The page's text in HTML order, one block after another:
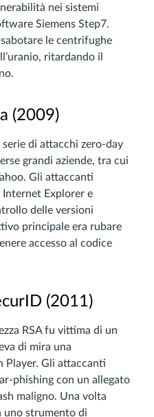
nei sistemi
Siemens Step7.
le centrifughe
ritardando il
(2009)
di attacchi zero-day
grandi aziende, tra cui
Gli attaccanti
Explorer e
delle versioni
principale era rubare
accesso al codice
(2011)
RSA fu vittima di un
di mira una
Player. Gli attaccanti
phishing con un allegato
maligno. Una volta
uno strumento di